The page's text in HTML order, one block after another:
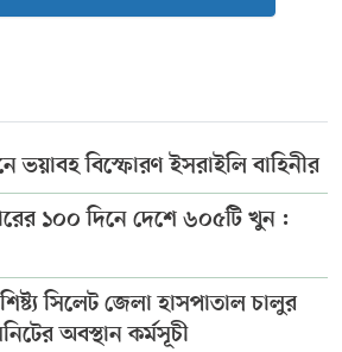
ভয়াবহ বিস্ফোরণ ইসরাইলি বাহিনীর
১০০ দিনে দেশে ৬০৫টি খুন :
সিলেট জেলা হাসপাতাল চালুর
অবস্থান কর্মসূচী